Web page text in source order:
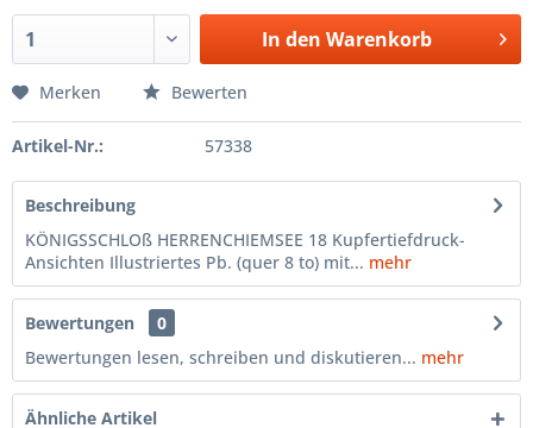
In den Warenkorb
Merken Bewerten
Artikel-Nr.: 57338
Beschreibung
KÖNIGSSCHLOß HERRENCHIEMSEE 18 Kupfertiefdruck-
Ansichten Illustriertes Pb. (quer 8 to) mit... mehr
Bewertungen
0
Bewertungen lesen, schreiben und diskutieren... mehr
Ähnliche Artikel